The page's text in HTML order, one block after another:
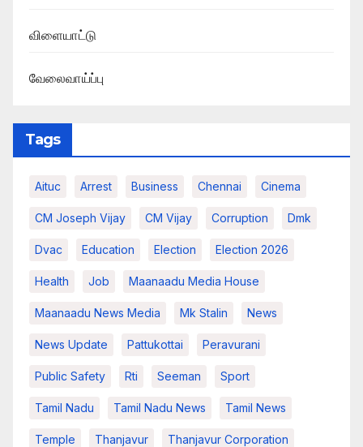
விளையாட்டு
வேலைவாய்ப்பு
Tags
Aituc Arrest Business Chennai Cinema
CM Joseph Vijay CM Vijay Corruption Dmk
Dvac Education Election Election 2026
Health Job Maanaadu Media House
Maanaadu News Media Mk Stalin News
News Update Pattukottai Peravurani
Public Safety Rti Seeman Sport
Tamil Nadu Tamil Nadu News Tamil News
Temple Thanjavur Thanjavur Corporation